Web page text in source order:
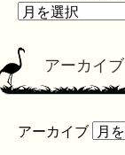
アーカイブ
アーカイブ